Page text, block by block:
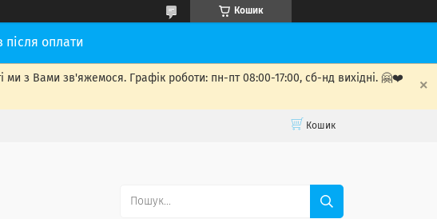
Кошик
після оплати
з Вами зв'яжемося. Графік роботи: пн-пт 08:00-17:00, сб-нд вихідні. 🤗❤️
Кошик